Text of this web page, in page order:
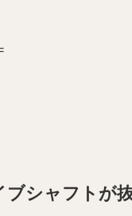
ブシャフトが